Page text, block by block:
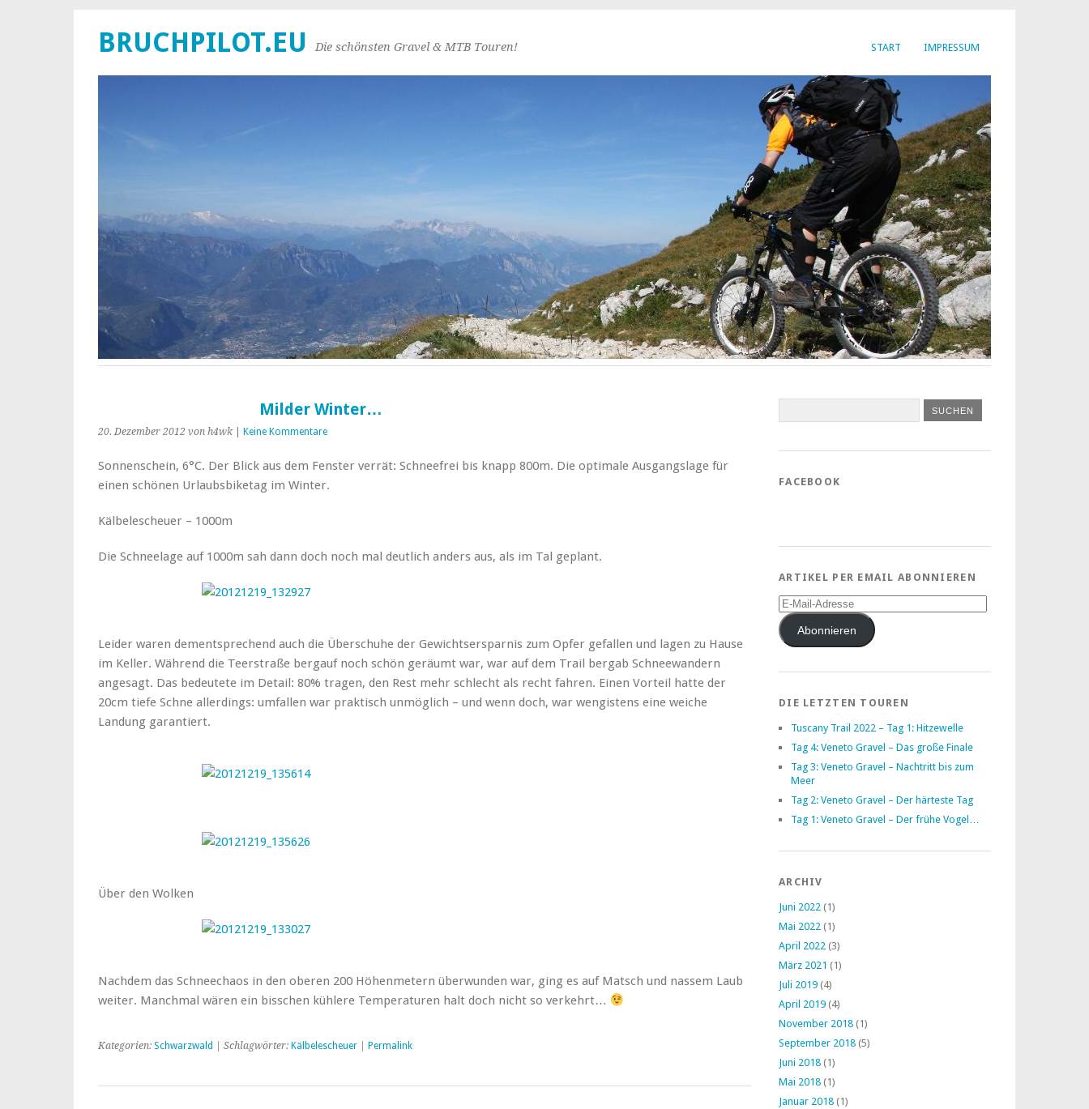
START IMPRESSUM
BRUCHPILOT.EU Die schönsten Gravel & MTB Touren!
Milder Winter…
20. Dezember 2012 von h4wk Keine Kommentare
Sonnenschein, 6°C. Der Blick aus dem Fenster verrät: Schneefrei bis knapp 800m. Die optimale Ausgangslage für
einen schönen Urlaubsbiketag im Winter.
Kälbelescheuer – 1000m
Die Schneelage auf 1000m sah dann doch noch mal deutlich anders aus, als im Tal geplant.
Leider waren dementsprechend auch die Überschuhe der Gewichtsersparnis zum Opfer gefallen und lagen zu Hause
im Keller. Während die Teerstraße bergauf noch schön geräumt war, war auf dem Trail bergab Schneewandern
angesagt. Das bedeutete im Detail: 80% tragen, den Rest mehr schlecht als recht fahren. Einen Vorteil hatte der
20cm tiefe Schne allerdings: umfallen war praktisch unmöglich – und wenn doch, war wengistens eine weiche
Landung garantiert.
Über den Wolken
Nachdem das Schneechaos in den oberen 200 Höhenmetern überwunden war, ging es auf Matsch und nassem Laub
weiter. Manchmal wären ein bisschen kühlere Temperaturen halt doch nicht so verkehrt…
Kategorien: Schwarzwald | Schlagwörter: Kälbelescheuer Permalink
FACEBOOK
ARTIKEL PER EMAIL ABONNIEREN
E-
Mail-
AdresseAbonnieren
DIE LETZTEN TOUREN
Tuscany Trail 2022 – Tag 1: Hitzewelle
Tag 4: Veneto Gravel – Das große Finale
Tag 3: Veneto Gravel – Nachtritt bis zum
Meer
Tag 2: Veneto Gravel – Der härteste Tag
Tag 1: Veneto Gravel – Der frühe Vogel…
ARCHIV
Juni 2022 (1)
Mai 2022 (1)
April 2022 (3)
März 2021 (1)
Juli 2019 (4)
April 2019 (4)
November 2018 (1)
September 2018 (5)
Juni 2018 (1)
Mai 2018 (1)
Januar 2018 (1)